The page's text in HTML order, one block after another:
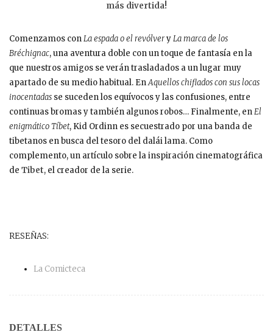
más divertida!
Comenzamos conLa espada o el revólveryLa marca de los
Bréchignac, una aventura doble con un toque de fantasía en la
que nuestros amigos se verán trasladados a un lugar muy
apartado de su medio habitual. EnAquellos chiflados con sus locas
inocentadas se suceden los equívocos y las confusiones, entre
continuas bromas y también algunos robos… Finalmente, enEl
enigmático Tíbet, Kid Ordinn es secuestrado por una banda de
tibetanos en busca del tesoro del dalái lama. Como
complemento, un artículo sobre la inspiración cinematográfica
de Tibet, el creador de la serie.
RESEÑAS:
La Comicteca
DETALLES